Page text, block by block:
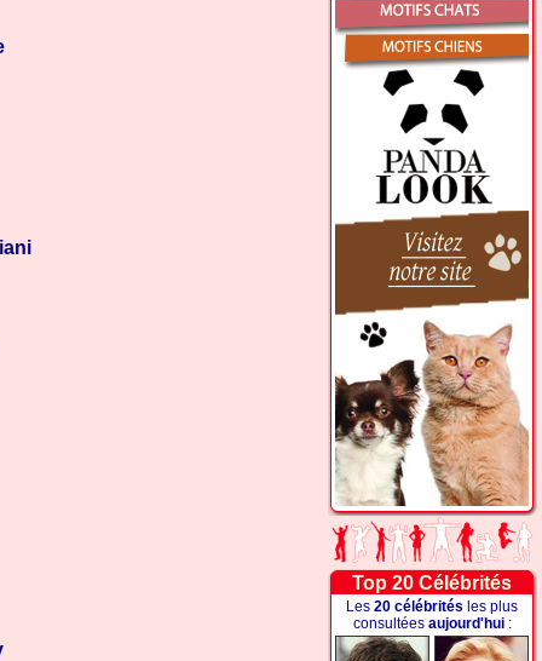
Top 20 Célébrités
Les 20 célébrités les plus
consultées aujourd'hui: